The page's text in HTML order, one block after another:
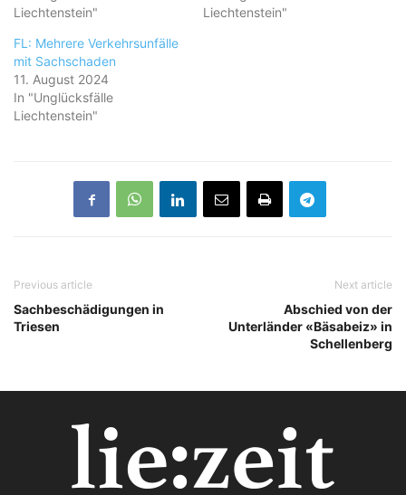
Liechtenstein"
Liechtenstein"
FL: Mehrere Verkehrsunfälle
mit Sachschaden
11. August 2024
In "Unglücksfälle
Liechtenstein"
Previous article
Sachbeschädigungen in
Triesen
Next article
Abschied von der
Unterländer «Bäsabeiz» in
Schellenberg